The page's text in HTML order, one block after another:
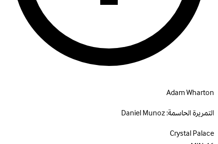
Adam Wharton
التمريرة الحاسمة:Daniel Munoz
Crystal Palace